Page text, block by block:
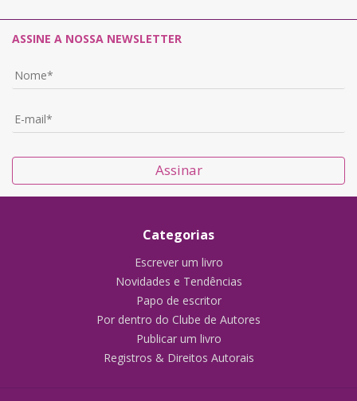
ASSINE A NOSSA NEWSLETTER
Assinar
Categorias
Escrever um livro
Novidades e Tendências
Papo de escritor
Por dentro do Clube de Autores
Publicar um livro
Registros & Direitos Autorais